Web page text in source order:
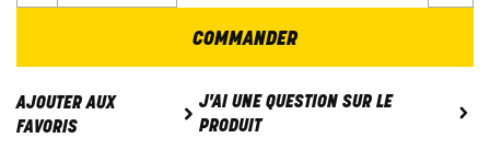
COMMANDER
AJOUTER AUX
FAVORIS
J'AI UNE QUESTION SUR LE
PRODUIT